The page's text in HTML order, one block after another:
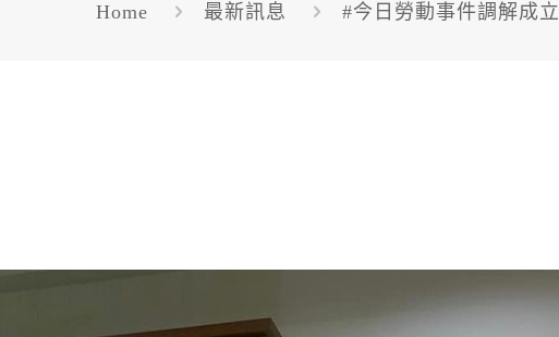
Home 最新訊息 #今日勞動事件調解成立